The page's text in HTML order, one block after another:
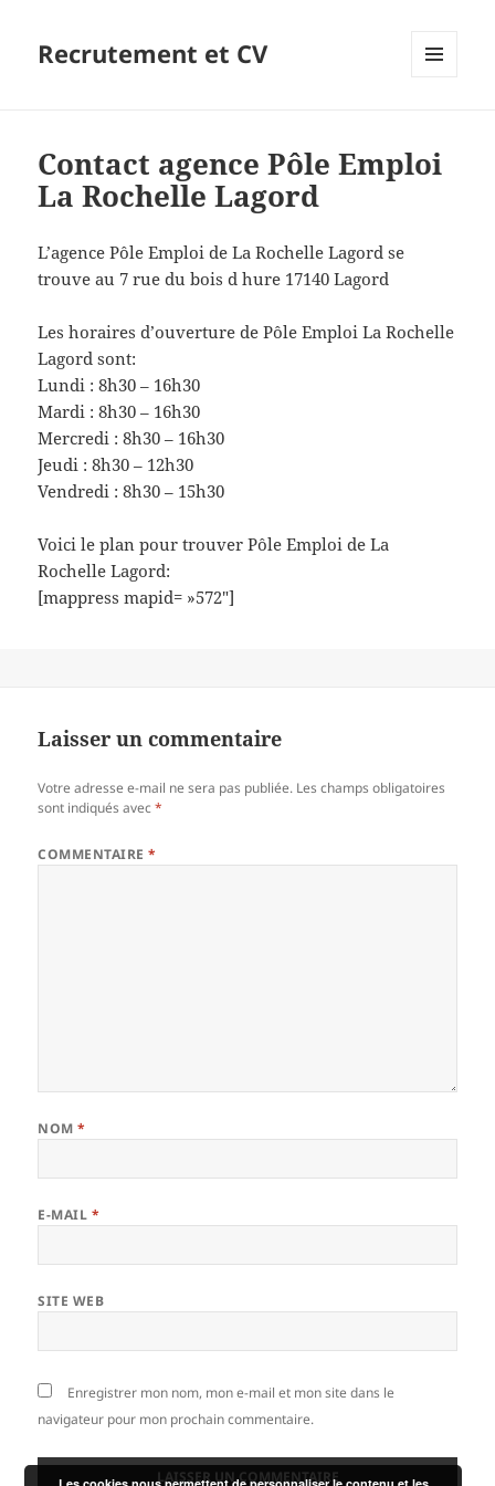
Recrutement et CV
Contact agence Pôle Emploi
La Rochelle Lagord
L’agence Pôle Emploi de La Rochelle Lagord se
trouve au 7 rue du bois d hure 17140 Lagord
Les horaires d’ouverture de Pôle Emploi La Rochelle
Lagord sont:
Lundi : 8h30 – 16h30
Mardi : 8h30 – 16h30
Mercredi : 8h30 – 16h30
Jeudi : 8h30 – 12h30
Vendredi : 8h30 – 15h30
Voici le plan pour trouver Pôle Emploi de La
Rochelle Lagord:
[mappress mapid= »572″]
Laisser un commentaire
Votre adresse e-mail ne sera pas publiée. Les champs obligatoires
sont indiqués avec*
COMMENTAIRE*
NOM*
E-MAIL *
SITE WEB
Enregistrer mon nom, mon e-mail et mon site dans le
navigateur pour mon prochain commentaire.